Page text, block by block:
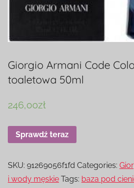
Giorgio Armani Code
toaletowa 50ml
246,00zł
Sprawdź teraz
SKU: 91269056f1fd Categories:
i wody męskie Tags: baza pod